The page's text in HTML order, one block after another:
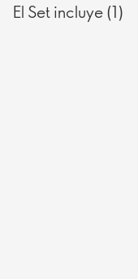
El Set incluye (1)